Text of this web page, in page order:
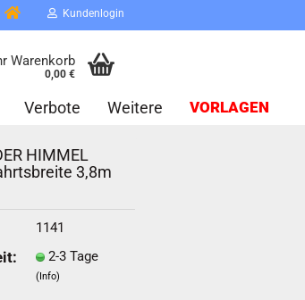
Kundenlogin
Warenkorb
0,00 €
Verbote VORLAGEN
Weitere
HIMMEL
3,8m
1141
2-3 Tage
(Info)